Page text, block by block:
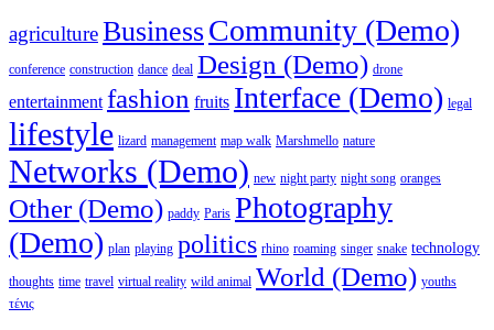
agricultureBusinessCommunity (Demo)
conference construction dance deal Design (Demo) drone
entertainment fashion fruits Interface (Demo) legal
lifestyle lizard management map walk Marshmello nature
Networks (Demo) new night party night song oranges
Other (Demo) paddy Paris Photography
(Demo) plan playing politics rhino roaming singer snake technology
thoughts time travel virtual reality wild animal World (Demo) youths
τένις